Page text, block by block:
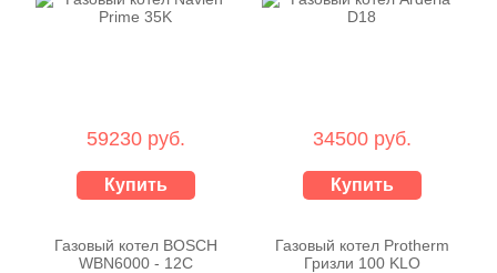
59230 руб.
Купить
34500 руб.
Купить
Газовый котел BOSCH
WBN6000 - 12C
Газовый котел Protherm
Гризли 100 KLO